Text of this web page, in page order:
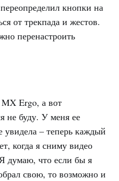
кнопки на
от трекпада и жестов.
перенастроить
Ergo, а вот
не буду. У меня ее
увидела – теперь каждый
когда я сниму видео
думаю, что если бы я
свою, то возможно и